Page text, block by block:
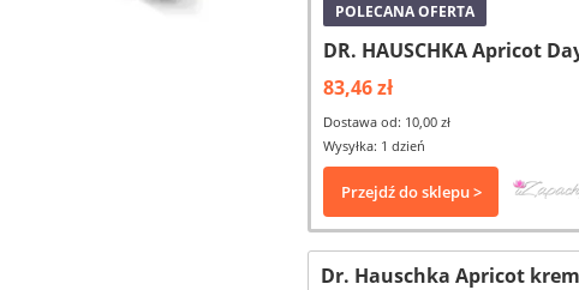
POLECANA OFERTA
DR. HAUSCHKA Apricot
83,46 zł
Dostawa od: 10,00 zł
Wysyłka: 1 dzień
Przejdź do sklepu >
Dr. Hauschka Apricot